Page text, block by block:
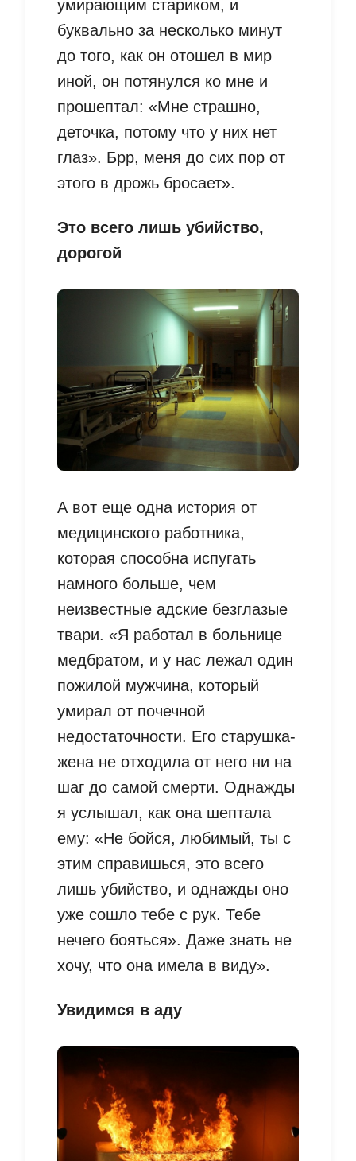
умирающим стариком, и
буквально за несколько минут
до того, как он отошел в мир
иной, он потянулся ко мне и
прошептал: «Мне страшно,
деточка, потому что у них нет
глаз». Брр, меня до сих пор от
этого в дрожь бросает».
Это всего лишь убийство,
дорогой
А вот еще одна история от
медицинского работника,
которая способна испугать
намного больше, чем
неизвестные адские безглазые
твари. «Я работал в больнице
медбратом, и у нас лежал один
пожилой мужчина, который
умирал от почечной
недостаточности. Его старушка-
жена не отходила от него ни на
шаг до самой смерти. Однажды
я услышал, как она шептала
ему: «Не бойся, любимый, ты с
этим справишься, это всего
лишь убийство, и однажды оно
уже сошло тебе с рук. Тебе
нечего бояться». Даже знать не
хочу, что она имела в виду».
Увидимся в аду